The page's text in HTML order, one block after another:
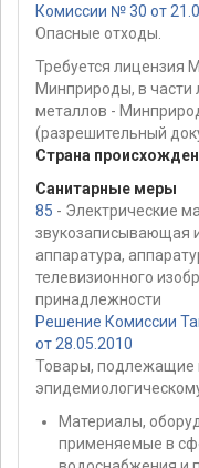
Комиссии № 30 от
Опасные отходы.
Требуется лицензия
Минприроды, в части
металлов -
(разрешительный
Страна
Санитарные меры
85 - Электрические
звукозаписывающая
аппаратура,
телевизионного
принадлежности
Решение Комиссии
от 28.05.2010
Товары, подлежащие
Материалы,
применяемые в